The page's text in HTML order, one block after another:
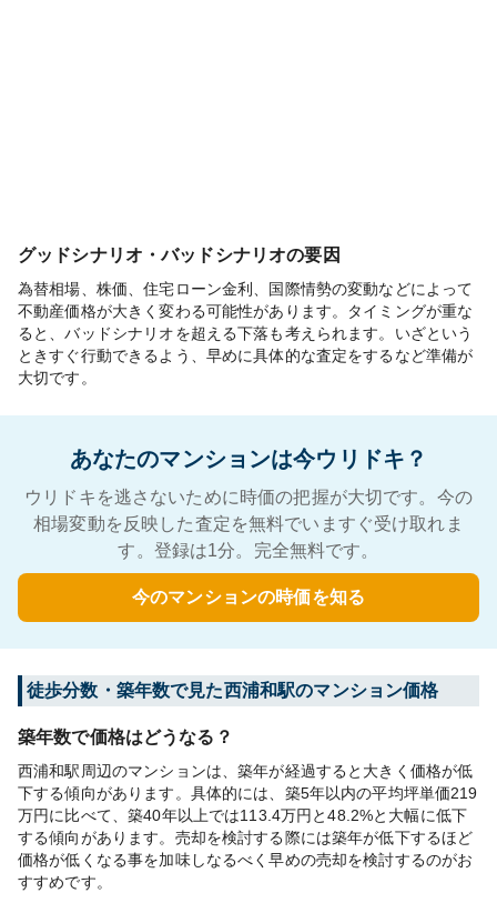
グッドシナリオ・バッドシナリオの要因
為替相場、株価、住宅ローン金利、国際情勢の変動などによって
不動産価格が大きく変わる可能性があります。タイミングが重な
ると、バッドシナリオを超える下落も考えられます。いざという
ときすぐ行動できるよう、早めに具体的な査定をするなど準備が
大切です。
あなたのマンションは今ウリドキ？
ウリドキを逃さないために時価の把握が大切です。今の
相場変動を反映した査定を無料でいますぐ受け取れま
す。登録は1分。完全無料です。
今のマンションの時価を知る
徒歩分数・築年数で見た西浦和駅のマンション価格
築年数で価格はどうなる？
西浦和駅周辺のマンションは、築年が経過すると大きく価格が低
下する傾向があります。具体的には、築5年以内の平均坪単価219
万円に比べて、築40年以上では113.4万円と48.2%と大幅に低下
する傾向があります。売却を検討する際には築年が低下するほど
価格が低くなる事を加味しなるべく早めの売却を検討するのがお
すすめです。